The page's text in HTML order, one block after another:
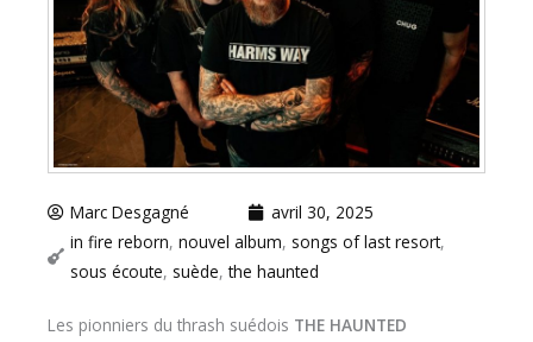
Marc Desgagné
avril 30, 2025
in fire reborn, nouvel album, songs of last resort,
sous écoute, suède,the haunted
Les pionniers du thrash suédois THE HAUNTED